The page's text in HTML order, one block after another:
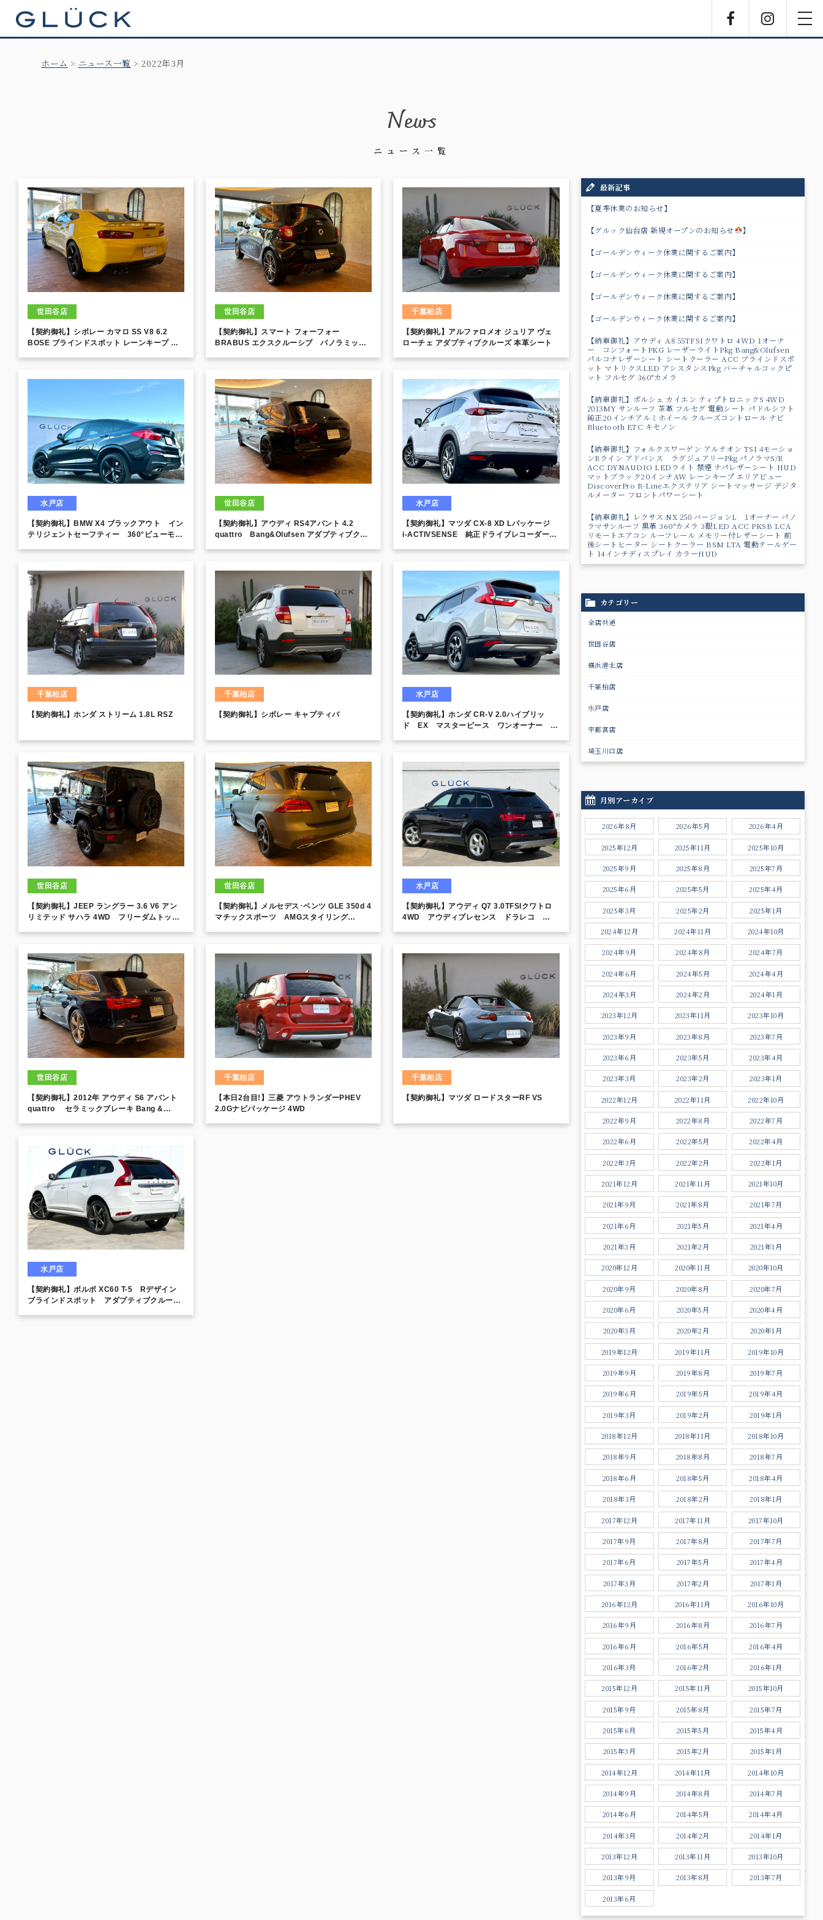
ホーム ニュース一覧 2022年3月
News
ニュース一覧
世田谷店
【契約御礼】シボレー カマロ SS V8 6.2
BOSE ブラインドスポット レーンキープ シ
世田谷店
【契約御礼】スマート フォーフォー
BRABUS エクスクルーシブ パノラミック
千葉柏店
【契約御礼】アルファロメオ ジュリア ヴェ
ローチェ アダプティブクルーズ 本革シート
水戸店
【契約御礼】BMW X4 ブラックアウト イン
テリジェントセーフティー 360°ビューモニ
世田谷店
【契約御礼】アウディ RS4アバント 4.2
quattro Bang&Olufsen アダプティブクル
水戸店
【契約御礼】マツダ CX-8 XD Lパッケージ
i-ACTIVSENSE 純正ドライブレコーダー
千葉柏店
【契約御礼】ホンダ ストリーム 1.8L RSZ
千葉柏店
【契約御礼】シボレー キャプティバ
水戸店
【契約御礼】ホンダ CR-V 2.0ハイブリッ
ド EX マスターピース ワンオーナー ホ
世田谷店
【契約御礼】JEEP ラングラー 3.6 V6 アン
リミテッド サハラ 4WD フリーダムトップ
世田谷店
【契約御礼】メルセデス･ベンツ GLE 350d 4
マチックスポーツ AMGスタイリング
水戸店
【契約御礼】アウディ Q7 3.0TFSIクワトロ
4WD アウディプレセンス ドラレコ
世田谷店
【契約御礼】2012年 アウディ S6 アバント
quattro セラミックブレーキ Bang &
千葉柏店
【本日2台目!】三菱 アウトランダーPHEV
2.0Gナビパッケージ 4WD
千葉柏店
【契約御礼】マツダ ロードスターRF VS
水戸店
【契約御礼】ボルボ XC60 T-5 Rデザイン
ブラインドスポット アダプティブクルー
最新記事
【夏季休業のお知らせ】
【グルック仙台店 新規オープンのお知らせ 】
【ゴールデンウィーク休業に関するご案内】
【ゴールデンウィーク休業に関するご案内】
【ゴールデンウィーク休業に関するご案内】
【ゴールデンウィーク休業に関するご案内】
【納車御礼】アウディ A8 55TFSIクワトロ 4WD 1オーナ
ー コンフォートPKG レーザーライトPkg Bang&Olufsen
パルコナレザーシート シートクーラー ACC ブラインドスポ
ット マトリクスLED アシスタンスPkg バーチャルコックピ
ット フルセグ 360°カメラ
【納車御礼】ポルシェ カイエン ティプトロニックS 4WD
2013MY サンルーフ 茶革 フルセグ 電動シート パドルシフト
純正20インチアルミホイール クルーズコントロール ナビ
Bluetooth ETC キセノン
【納車御礼】フォルクスワーゲン アルテオン TSI 4モーショ
ンRライン アドバンス ラグジュアリーPkg パノラマS/R
ACC DYNAUDIO LEDライト 禁煙 ナパレザーシート HUD
マットブラック20インチAW レーンキープ エリアビュー
DiscoverPro R-Lineエクステリア シートマッサージ デジタ
ルメーター フロントパワーシート
【納車御礼】レクサス NX 250 バージョンL 1オーナー パノ
ラマサンルーフ 黒革 360°カメラ 3眼LED ACC PKSB LCA
リモートエアコン ルーフレール メモリー付レザーシート 前
後シートヒーター シートクーラー BSM LTA 電動テールゲー
ト 14インチディスプレイ カラーHUD
カテゴリー
全店共通
世田谷店
横浜港北店
千葉柏店
水戸店
宇都宮店
埼玉川口店
月別アーカイブ
2026年8月 2026年5月 2026年4月
2025年12月 2025年11月 2025年10月
2025年9月 2025年8月 2025年7月
2025年6月 2025年5月 2025年4月
2025年3月 2025年2月 2025年1月
2024年12月 2024年11月 2024年10月
2024年9月 2024年8月 2024年7月
2024年6月 2024年5月 2024年4月
2024年3月 2024年2月 2024年1月
2023年12月 2023年11月 2023年10月
2023年9月 2023年8月 2023年7月
2023年6月 2023年5月 2023年4月
2023年3月 2023年2月 2023年1月
2022年12月 2022年11月 2022年10月
2022年9月 2022年8月 2022年7月
2022年6月 2022年5月 2022年4月
2022年3月 2022年2月 2022年1月
2021年12月 2021年11月 2021年10月
2021年9月 2021年8月 2021年7月
2021年6月 2021年5月 2021年4月
2021年3月 2021年2月 2021年1月
2020年12月 2020年11月 2020年10月
2020年9月 2020年8月 2020年7月
2020年6月 2020年5月 2020年4月
2020年3月 2020年2月 2020年1月
2019年12月 2019年11月 2019年10月
2019年9月 2019年8月 2019年7月
2019年6月 2019年5月 2019年4月
2019年3月 2019年2月 2019年1月
2018年12月 2018年11月 2018年10月
2018年9月 2018年8月 2018年7月
2018年6月 2018年5月 2018年4月
2018年3月 2018年2月 2018年1月
2017年12月 2017年11月 2017年10月
2017年9月 2017年8月 2017年7月
2017年6月 2017年5月 2017年4月
2017年3月 2017年2月 2017年1月
2016年12月 2016年11月 2016年10月
2016年9月 2016年8月 2016年7月
2016年6月 2016年5月 2016年4月
2016年3月 2016年2月 2016年1月
2015年12月 2015年11月 2015年10月
2015年9月 2015年8月 2015年7月
2015年6月 2015年5月 2015年4月
2015年3月 2015年2月 2015年1月
2014年12月 2014年11月 2014年10月
2014年9月 2014年8月 2014年7月
2014年6月 2014年5月 2014年4月
2014年3月 2014年2月 2014年1月
2013年12月 2013年11月 2013年10月
2013年9月 2013年8月 2013年7月
2013年6月